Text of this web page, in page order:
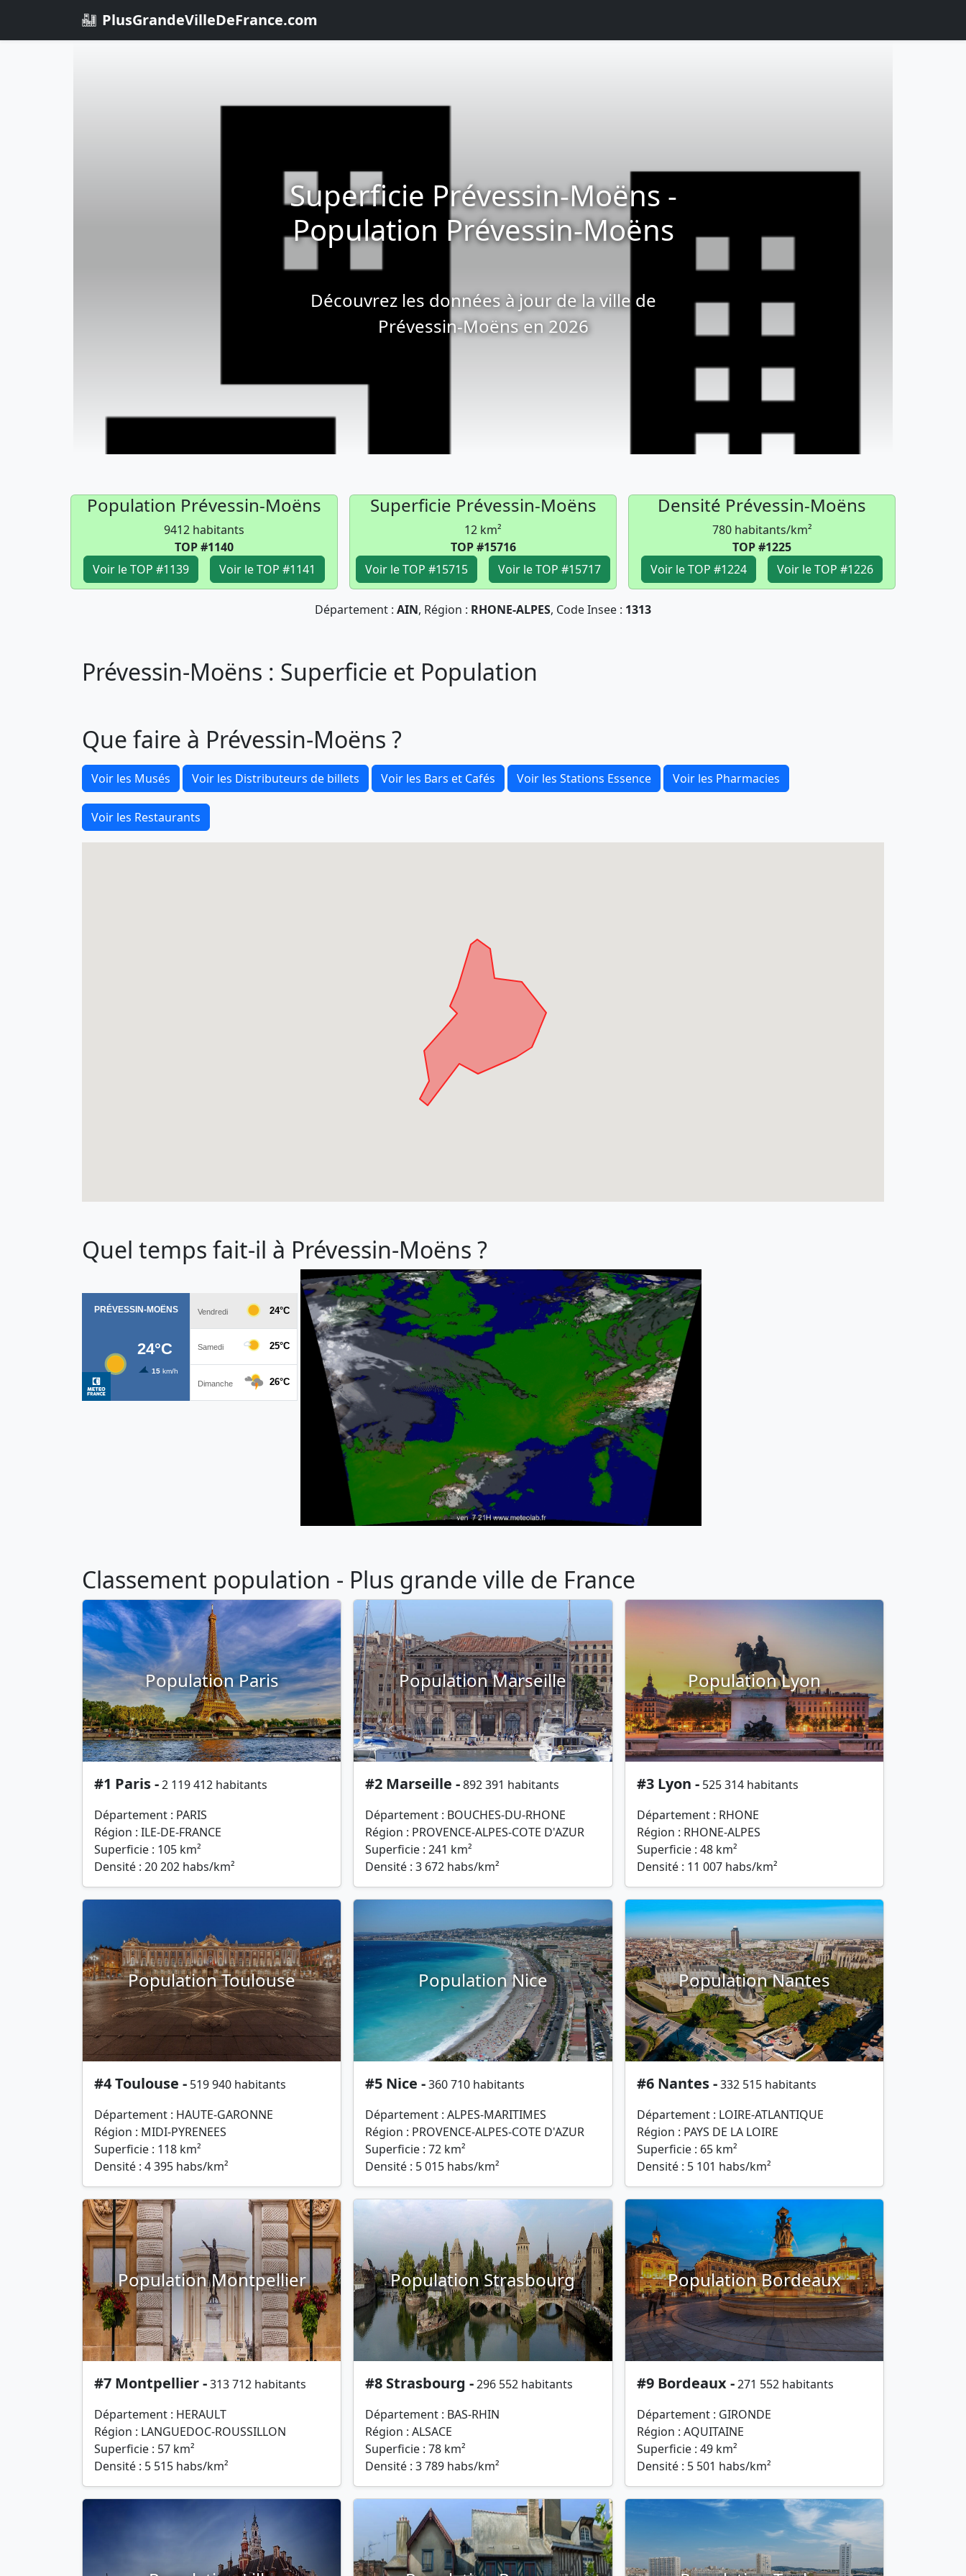
PlusGrandeVilleDeFrance.com
Superficie Prévessin-Moëns -
Population Prévessin-Moëns
Découvrez les données à jour de la ville de
Prévessin-Moëns en 2026
Population Prévessin-Moëns
9412 habitants
TOP #1140
Voir le TOP #1139
Voir le TOP #1141
Superficie Prévessin-Moëns
12 km²
TOP #15716
Voir le TOP #15715
Voir le TOP #15717
Densité Prévessin-Moëns
780 habitants/km²
TOP #1225
Voir le TOP #1224
Voir le TOP #1226
Département : AIN, Région : RHONE-ALPES, Code Insee : 1313
Prévessin-Moëns : Superficie et Population
Que faire à Prévessin-Moëns ?
Voir les Musés Voir les Distributeurs de billets Voir les Bars et Cafés Voir les Stations Essence Voir les Pharmacies
Voir les Restaurants
Quel temps fait-il à Prévessin-Moëns ?
Classement population - Plus grande ville de France
Population Paris
#1 Paris -2 119 412 habitants
Département : PARIS
Région : ILE-DE-FRANCE
Superficie : 105 km²
Densité : 20 202 habs/km²
Population Marseille
#2 Marseille -892 391 habitants
Département : BOUCHES-DU-RHONE
Région : PROVENCE-ALPES-COTE D'AZUR
Superficie : 241 km²
Densité : 3 672 habs/km²
Population Lyon
#3 Lyon - 525 314 habitants
Département : RHONE
Région : RHONE-ALPES
Superficie : 48 km²
Densité : 11 007 habs/km²
Population Toulouse
#4 Toulouse - 519 940 habitants
Département : HAUTE-GARONNE
Région : MIDI-PYRENEES
Superficie : 118 km²
Densité : 4 395 habs/km²
Population Nice
#5 Nice -360 710 habitants
Département : ALPES-MARITIMES
Région : PROVENCE-ALPES-COTE D'AZUR
Superficie : 72 km²
Densité : 5 015 habs/km²
Population Nantes
#6 Nantes -332 515 habitants
Département : LOIRE-ATLANTIQUE
Région : PAYS DE LA LOIRE
Superficie : 65 km²
Densité : 5 101 habs/km²
Population Montpellier
#7 Montpellier -313 712 habitants
Département : HERAULT
Région : LANGUEDOC-ROUSSILLON
Superficie : 57 km²
Densité : 5 515 habs/km²
Population Strasbourg
#8 Strasbourg -296 552 habitants
Département : BAS-RHIN
Région : ALSACE
Superficie : 78 km²
Densité : 3 789 habs/km²
Population Bordeaux
#9 Bordeaux -271 552 habitants
Département : GIRONDE
Région : AQUITAINE
Superficie : 49 km²
Densité : 5 501 habs/km²